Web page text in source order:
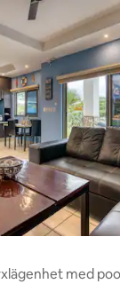
med